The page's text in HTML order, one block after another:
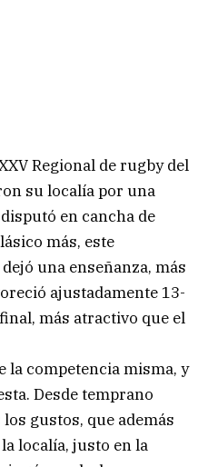
Regional de rugby del
su localía por una
en cancha de
más, este
una enseñanza, más
ajustadamente 13-
más atractivo que el
la competencia misma, y
Desde temprano
gustos, que además
localía, justo en la